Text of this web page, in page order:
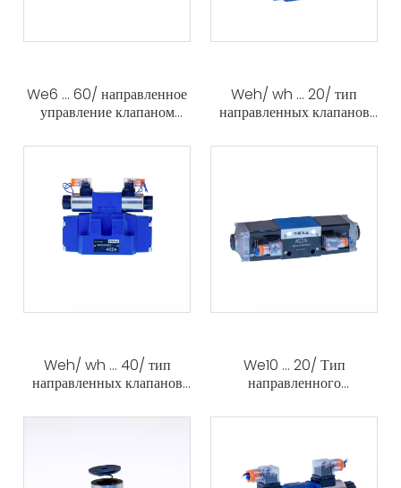
We6 ... 60/ направленное
управление клапаном
Weh/ wh ... 20/ тип
направленных клапанов
Weh/ wh ... 40/ тип
направленных клапанов
We10 ... 20/ Тип
направленного
электрически